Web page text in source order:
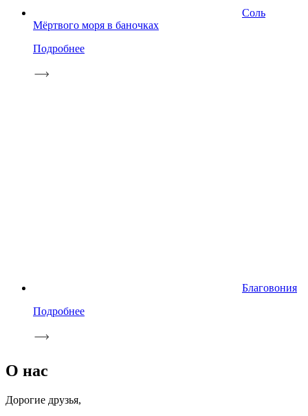
Соль
Мёртвого моря в баночках
Подробнее
Благовония
Подробнее
О нас
Дорогие друзья,